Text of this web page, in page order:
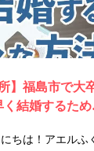
】福島市で大
く結婚するた
ちは！アエルふ